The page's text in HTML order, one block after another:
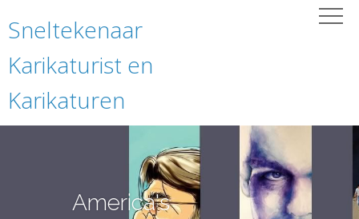
Sneltekenaar
Karikaturist en
Karikaturen
America's